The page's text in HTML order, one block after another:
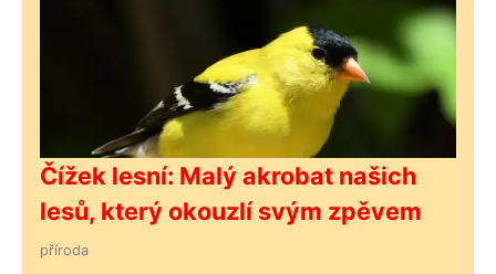
Čížek lesní: Malý akrobat našich
lesů, který okouzlí svým zpěvem
příroda